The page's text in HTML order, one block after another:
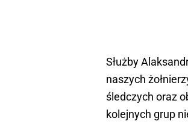
Służby
naszych
śledczych oraz
kolejnych grup